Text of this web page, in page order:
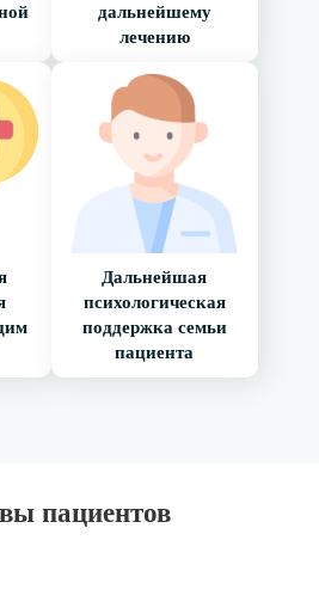
дальнейшему
лечению
Дальнейшая
психологическая
поддержка семьи
пациента
пациентов